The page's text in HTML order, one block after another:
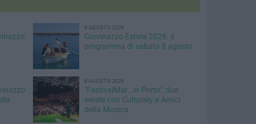
8 AGOSTO 2026
Giovinazzo Estate 2026: il
programma di sabato 8 agosto
8 AGOSTO 2026
"FestivalMar...in Porto", due
serate con Culturaly e Amici
della Musica